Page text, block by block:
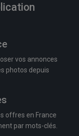
vos annonces
photos depuis
offres en France
par mots-clés.